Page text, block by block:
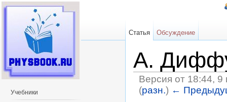
A.
Версия от 18:44,
(разн.) ←
Статья Обсуждение
Учебники